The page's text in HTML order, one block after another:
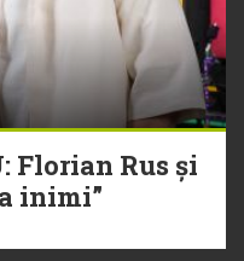
Florian Rus și
inimi”